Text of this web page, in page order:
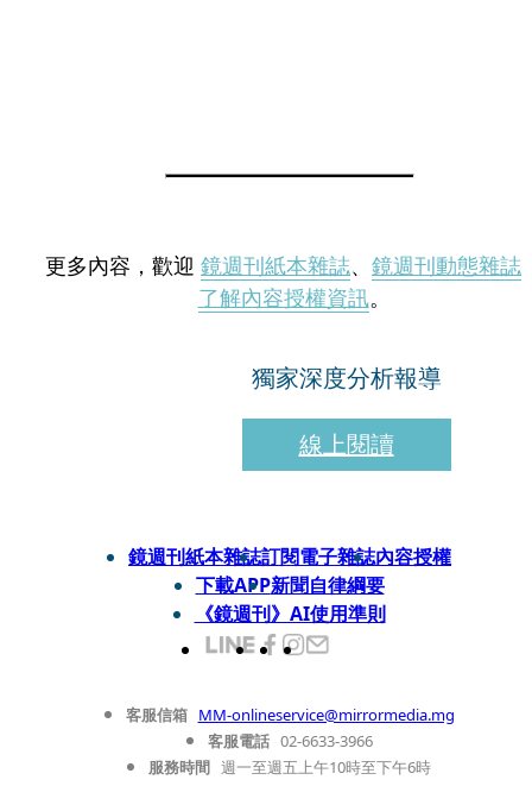
更多內容，歡迎 鏡週刊紙本雜誌、 鏡週刊動態雜誌
了解內容授權資訊。
獨家深度分析報導
線上閱讀
鏡週刊紙本雜誌訂閱電子雜誌內容授權
下載APP新聞自律綱要
《鏡週刊》AI使用準則
客服信箱 MM-onlineservice@mirrormedia.mg
客服電話 02-6633-3966
服務時間 週一至週五上午10時至下午6時